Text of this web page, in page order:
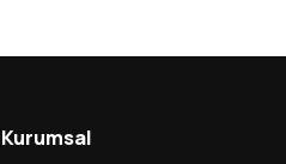
Ortaöğretim): Branş Bazında
2023-KPSS Alan Bilgisi
Kurumsal